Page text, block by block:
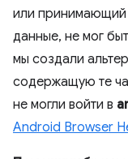
или принимающий
данные, не мог
мы создали
содержащую те
не могли войти в
Android Browser